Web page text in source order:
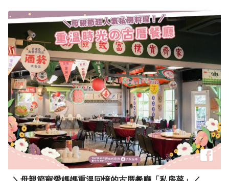
～20:00 米平方商場(臺中市西屯區國安一路168號) 活動
連結：https://reurl.cc/dnXkgy -------------------------------- 市
集｜小旅市集 5/4(六)－5/5(日)11:00～20:00 臺中驛鐵道
文化園區 (臺中市中區台灣大道一段1號) 活動連結：
https://www.tcrp.com.tw/activity/59 -------------------------------
- 市集｜大兵市集 Soldier Market 5/4(六)—5/5(日)11:00～
20:00 北屯新村文創園區 (臺中市北屯區天祥街19號) 活動
連結：https://reurl.cc/QRjAK5
漾春遊 ❀ 公益獻愛系列活動 溫暖花藝公益市集 ꒱ 馨辰花
里工坊 5/4(六)11:00～20:00、5/5(日)11:00～18:00 親子
永生盆花DIY ꒱ 5/4(六)14:00、16:00 臺中驛鐵道文化園區
舊軌月台區 (臺中市中區台灣大道一段1號) 樂愛運動 ꒱ 不
老青春鬥陣走 5/4(六)15:00 臺中驛鐵道文化園區 舊軌小
舞台 (臺中市中區台灣大道一段1號) 活動連結：
https://reurl.cc/QR750Z -------------------------------- 活動｜小
劇龍的戶外探索 親子植栽導覽X小木龍彩繪X午茶小點心
5/4(六)16:00～17:40 臺中國家歌劇院 (臺中市西屯區惠來
路二段101號) ※大人、小孩均需購票喲 活動連結：
https://reurl.cc/z1Ma67 -------------------------------- 活動｜
2024臺中站 ▸ 阿秋派現場藝術創作派對 5/4(六)10:00～
19:00 精神時光屋滑板道場 (臺中市大肚區興和路191-11
號) 活動連結：https://reurl.cc/4r4z33 ----------------------------